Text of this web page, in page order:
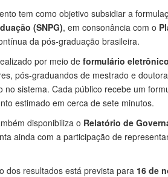
tem como objetivo subsidiar a
(SNPG), em consonância com o
da pós-graduação brasileira.
por meio de formulário
pós-graduandos de mestrado e
no sistema. Cada público recebe um
estimado em cerca de sete minutos.
disponibiliza o Relatório de
ainda com a participação de
dos resultados está prevista para 16 de